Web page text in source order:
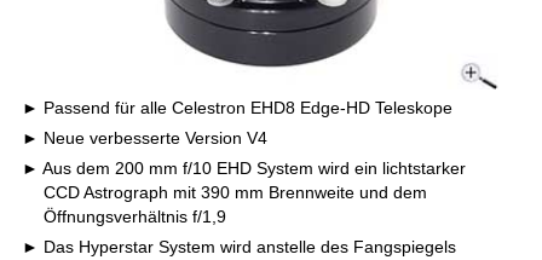
Passend für alle Celestron EHD8 Edge-HD Teleskope
Neue verbesserte Version V4
Aus dem 200 mm f/10 EHD System wird ein lichtstarker
CCD Astrograph mit 390 mm Brennweite und dem
Öffnungsverhältnis f/1,9
Das Hyperstar System wird anstelle des Fangspiegels